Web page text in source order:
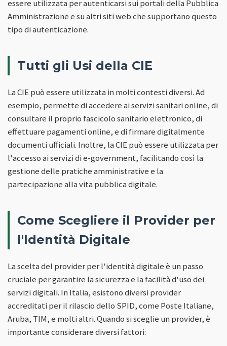
essere utilizzata per autenticarsi sui portali della Pubblica
Amministrazione e su altri siti web che supportano questo
tipo di autenticazione.
Tutti gli Usi della CIE
La CIE può essere utilizzata in molti contesti diversi. Ad
esempio, permette di accedere ai servizi sanitari online, di
consultare il proprio fascicolo sanitario elettronico, di
effettuare pagamenti online, e di firmare digitalmente
documenti ufficiali. Inoltre, la CIE può essere utilizzata per
l'accesso ai servizi di e-government, facilitando così la
gestione delle pratiche amministrative e la
partecipazione alla vita pubblica digitale.
Come Scegliere il Provider per
l'Identità Digitale
La scelta del provider per l'identità digitale è un passo
cruciale per garantire la sicurezza e la facilità d'uso dei
servizi digitali. In Italia, esistono diversi provider
accreditati per il rilascio dello SPID, come Poste Italiane,
Aruba, TIM, e molti altri. Quando si sceglie un provider, è
importante considerare diversi fattori: